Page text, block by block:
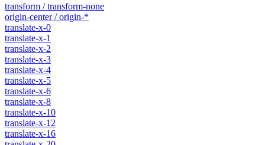
transform / transform-none
origin-center / origin-*
translate-x-0
translate-x-1
translate-x-2
translate-x-3
translate-x-4
translate-x-5
translate-x-6
translate-x-8
translate-x-10
translate-x-12
translate-x-16